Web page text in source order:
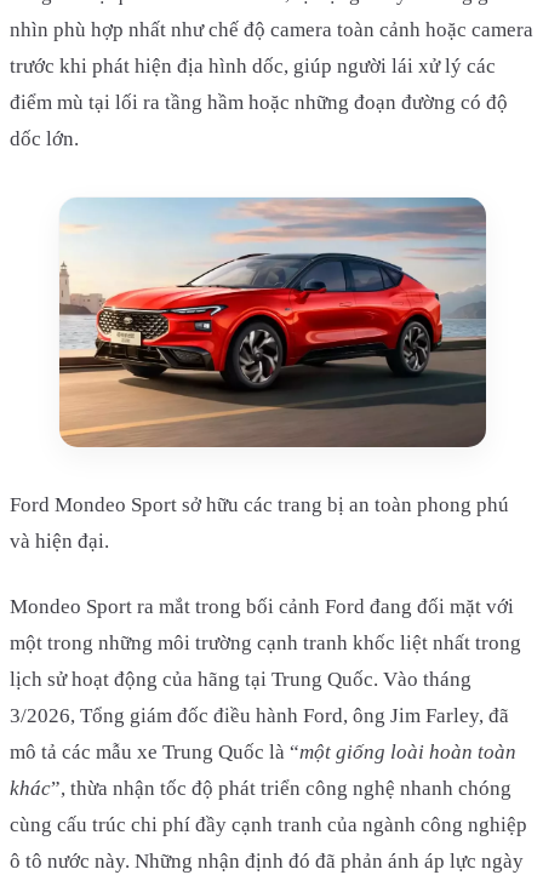
nhìn phù hợp nhất như chế độ camera toàn cảnh hoặc camera
trước khi phát hiện địa hình dốc, giúp người lái xử lý các
điểm mù tại lối ra tầng hầm hoặc những đoạn đường có độ
dốc lớn.
Ford Mondeo Sport sở hữu các trang bị an toàn phong phú
và hiện đại.
Mondeo Sport ra mắt trong bối cảnh Ford đang đối mặt với
một trong những môi trường cạnh tranh khốc liệt nhất trong
lịch sử hoạt động của hãng tại Trung Quốc. Vào tháng
3/2026, Tổng giám đốc điều hành Ford, ông Jim Farley, đã
mô tả các mẫu xe Trung Quốc là “một giống loài hoàn toàn
khác”, thừa nhận tốc độ phát triển công nghệ nhanh chóng
cùng cấu trúc chi phí đầy cạnh tranh của ngành công nghiệp
ô tô nước này. Những nhận định đó đã phản ánh áp lực ngày